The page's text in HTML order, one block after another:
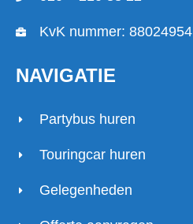
KvK nummer: 88024954
NAVIGATIE
Partybus huren
Touringcar huren
Gelegenheden